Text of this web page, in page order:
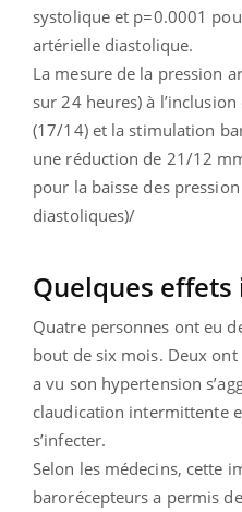
systolique et p=0.0001
artérielle diastolique.
La mesure de la pression
sur 24 heures) à
(17/14) et la stimulation
une réduction de 21/12
pour la baisse des
diastoliques)/
Quelques
Quatre personnes ont eu
bout de six mois. Deux
a vu son hypertension
claudication intermittente
s’infecter.
Selon les médecins, cette
barorécepteurs a permis